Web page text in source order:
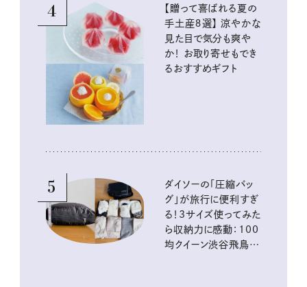
4
【贈って喜ばれる夏の
手土産８選】 涼やかな
見た目で気分も爽や
か！ お取り寄せもでき
るおすすめギフト
5
ダイソーの「圧縮バッ
グ」が旅行に便利すぎ
る！3サイズ使ってみた
ら収納力に感動：100
均クイーン渋谷飛鳥の